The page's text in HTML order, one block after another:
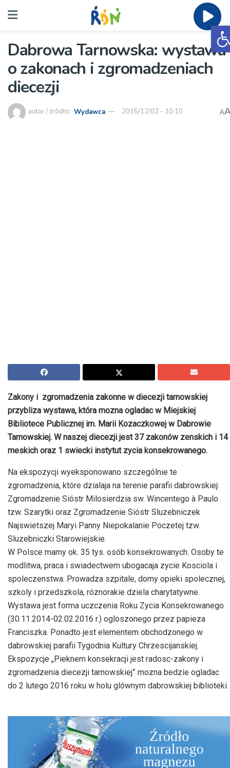
Dabrowa Tarnowska: wystawa
o zakonach i zgromadzeniach
diecezji
autor / źródło: Wydawca 2015/12/02 - 10:10 A
Zakony i zgromadzenia zakonne w diecezji tarnowskiej
przybliza wystawa, która mozna ogladac w Miejskiej
Bibliotece Publicznej im. Marii Kozaczkowej w Dabrowie
Tarnowskiej. W naszej diecezji jest 37 zakonów zenskich i 14
meskich oraz 1 swiecki instytut zycia konsekrowanego.
Na ekspozycji wyeksponowano szczególnie te
zgromadzenia, które dzialaja na terenie parafii dabrowskiej:
Zgromadzenie Sióstr Milosierdzia sw. Wincentego à Paulo
tzw. Szarytki oraz Zgromadzenie Sióstr Sluzebniczek
Najswietszej Maryi Panny Niepokalanie Poczetej tzw.
Sluzebniczki Starowiejskie.
W Polsce mamy ok. 35 tys. osób konsekrowanych. Osoby te
modlitwa, praca i swiadectwem ubogacaja zycie Kosciola i
spoleczenstwa. Prowadza szpitale, domy opieki spolecznej,
szkoly i przedszkola, róznorakie dziela charytatywne.
Wystawa jest forma uczczenia Roku Zycia Konsekrowanego
(30.11.2014-02.02.2016 r.) ogloszonego przez papieza
Franciszka. Ponadto jest elementem obchodzonego w
dabrowskiej parafii Tygodnia Kultury Chrzescijanskiej.
Ekspozycje „Pieknem konsekracji jest radosc-zakony i
zgromadzenia diecezji tarnowskiej” mozna bedzie ogladac
do 2 lutego 2016 roku w holu glównym dabrowskiej biblioteki.